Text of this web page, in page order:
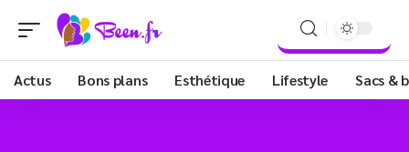
Actus Bons plans Esthétique Lifestyle Sacs &